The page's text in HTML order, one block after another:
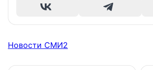
Новости СМИ2